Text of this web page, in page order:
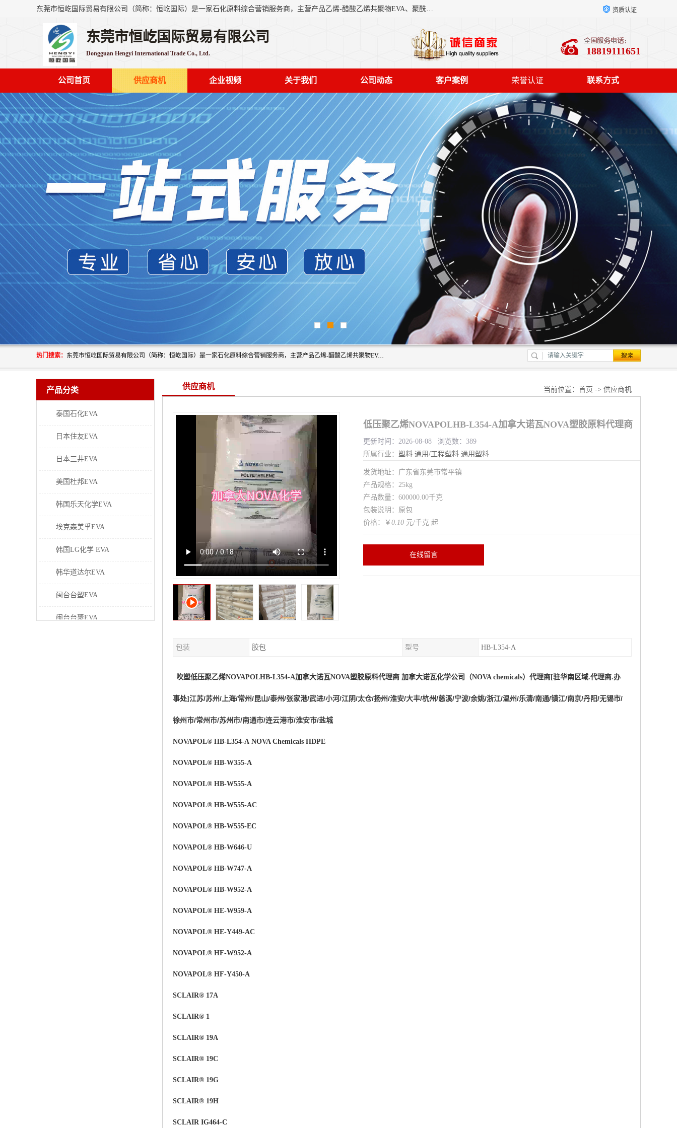
东莞市恒屹国际贸易有限公司（简称：恒屹国际）是一家石化原料综合营销服务商，主营产品乙烯-醋酸乙烯共聚物EVA、聚酰胺PA（尼龙）、醚酯型热塑弹性体TPEE等，公司秉承以市场为导向的战略思想，致力于大宗石化原料在中国市场的营销服务业务，为客户提供一站式的全面服务。 资质认证
东莞市恒屹国际贸易有限公司
Dongguan Hengyi International Trade Co., Ltd. 18819111651
公司首页 供应商机 企业视频 关于我们 公司动态 客户案例 荣誉认证 联系方式
热门搜索： 东莞市恒屹国际贸易有限公司（简称：恒屹国际）是一家石化原料综合营销服务商，主营产品乙烯-醋酸乙烯共聚物EVA、聚酰胺PA（尼龙）、醚酯型热塑弹性体TPEE等，公司秉承以市场为导向的战略思想，致力于大宗石化原料在中国市场的营销服务业务，为客户提供一站式的全面服务。
产品分类
泰国石化EVA
日本住友EVA
日本三井EVA
美国杜邦EVA
韩国乐天化学EVA
埃克森美孚EVA
韩国LG化学 EVA
韩华道达尔EVA
闽台台塑EVA
闽台台聚EVA
供应商机 当前位置： 首页 -> 供应商机
低压聚乙烯NOVAPOLHB-L354-A加拿大诺瓦NOVA塑胶原料代理商
更新时间：2026-08-08 浏览数：389
所属行业： 塑料 通用/工程塑料 通用塑料
发货地址：广东省东莞市常平镇
产品规格：25kg
产品数量：600000.00千克
包装说明：原包
价格：￥ 0.10 元/千克 起
在线留言
包装 胶包 型号 HB-L354-A
吹塑低压聚乙烯NOVAPOLHB-L354-A加拿大诺瓦NOVA塑胶原料代理商 加拿大诺瓦化学公司（NOVA chemicals） 代理商[驻华南区域.代理商.办
事处] 江苏/苏州/上海/常州/昆山/泰州/张家港/武进/小河/江阴/太仓/扬州/淮安/大丰/杭州/慈溪/宁波/余姚/浙江/温州/乐清/南通/镇江/南京/丹阳/无锡市/
徐州市/常州市/苏州市/南通市/连云港市/淮安市/盐城
NOVAPOL® HB-L354-A NOVA Chemicals HDPE
NOVAPOL® HB-W355-A
NOVAPOL® HB-W555-A
NOVAPOL® HB-W555-AC
NOVAPOL® HB-W555-EC
NOVAPOL® HB-W646-U
NOVAPOL® HB-W747-A
NOVAPOL® HB-W952-A
NOVAPOL® HE-W959-A
NOVAPOL® HE-Y449-AC
NOVAPOL® HF-W952-A
NOVAPOL® HF-Y450-A
SCLAIR® 17A
SCLAIR® 1
SCLAIR® 19A
SCLAIR® 19C
SCLAIR® 19G
SCLAIR® 19H
SCLAIR IG464-C